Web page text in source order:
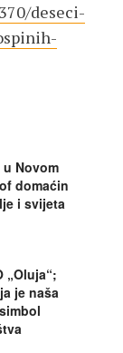
deseci-
Novom
domaćin
i svijeta
„Oluja“;
je naša